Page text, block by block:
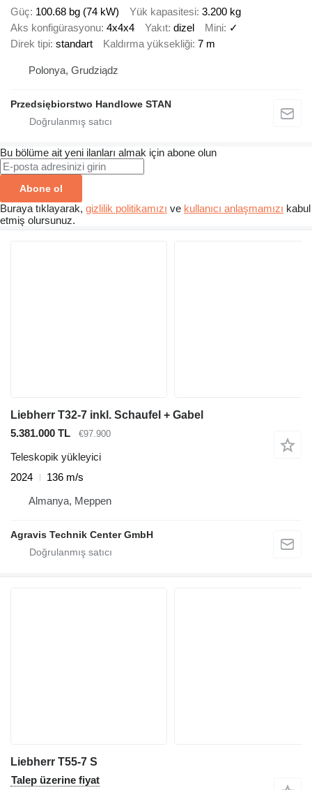
Güç 100.68 bg (74 kW) Yük kapasitesi 3.200 kg
Aks konfigürasyonu 4x4x4 Yakıt dizel Mini ✓
Direk tipi standart Kaldırma yüksekliği 7 m
Polonya, Grudziądz
Przedsiębiorstwo Handlowe STAN
Bu bölüme ait yeni ilanları almak için abone olun
Abone ol
Buraya tıklayarak, gizlilik politikamızı ve kullanıcı anlaşmamızı kabul
etmiş olursunuz.
Liebherr T32-7 inkl. Schaufel + Gabel
5.381.000 TL
€97.900
Teleskopik yükleyici
2024
136 m/s
Almanya, Meppen
Agravis Technik Center GmbH
Liebherr T55-7 S
Talep üzerine fiyat